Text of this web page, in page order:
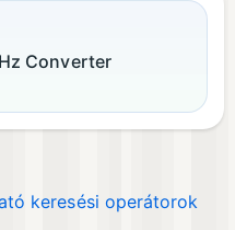
Converter
keresési operátorok